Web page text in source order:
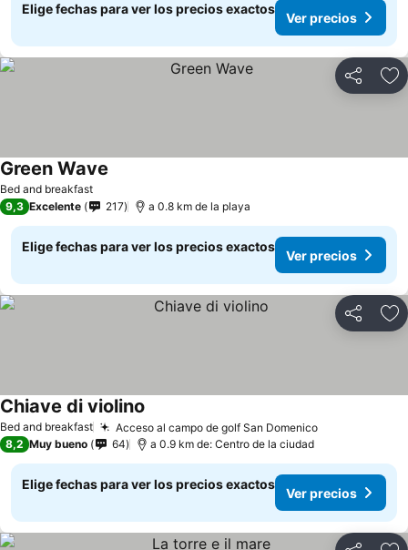
Elige fechas para ver los precios exactos
Ver precios
Compartir
Bed and breakfast
Green Wave
9,3 Excelente 217 a 0.8 km de la playa
Elige fechas para ver los precios exactos
Ver precios
Compartir
Bed and breakfast Acceso al campo de golf San DomenicoVer precios
Chiave di violino
8,2 Muy bueno 64 a 0.9 km de: Centro de la ciudad
Elige fechas para ver los precios exactos
Ver precios